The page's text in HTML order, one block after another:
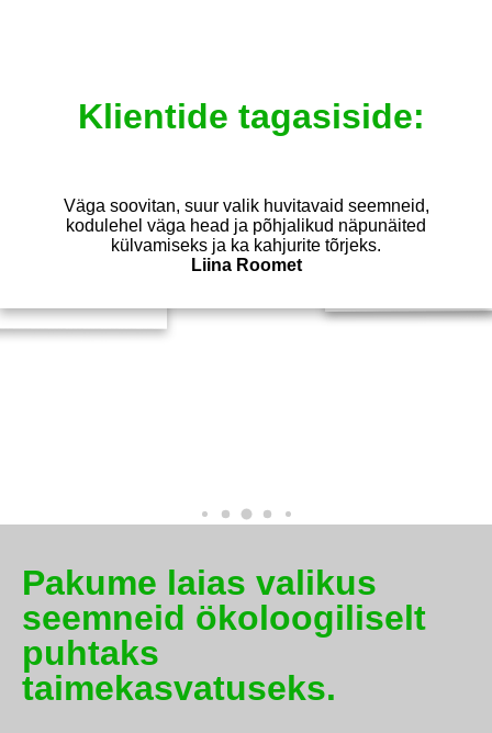
Klientide tagasiside:
ettevôtte. Suur
Olen kodulehelt
saanud. Ja see
Väga soovitan, suur valik huvitavaid seemneid,
kodulehel väga head ja põhjalikud näpunäited
külvamiseks ja ka kahjurite tõrjeks.
Liina Roomet
Eelmisel
Pakume laias valikus
seemneid ökoloogiliselt
puhtaks
taimekasvatuseks.